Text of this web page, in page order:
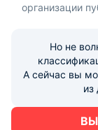
организации
Но не
А сейчас вы
из